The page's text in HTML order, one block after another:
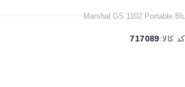
Marshal GS 1102 Portable
کد کالا:717089